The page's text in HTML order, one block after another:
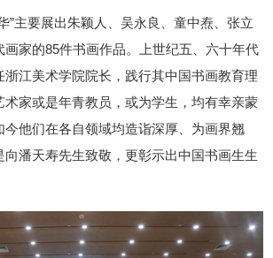
”主要展出朱颖人、吴永良、童中焘、张立
画家的85件书画作品。上世纪五、六十年代
浙江美术学院院长，践行其中国书画教育理
术家或是年青教员，或为学生，均有幸亲蒙
今他们在各自领域均造诣深厚、为画界翘
向潘天寿先生致敬，更彰示出中国书画生生